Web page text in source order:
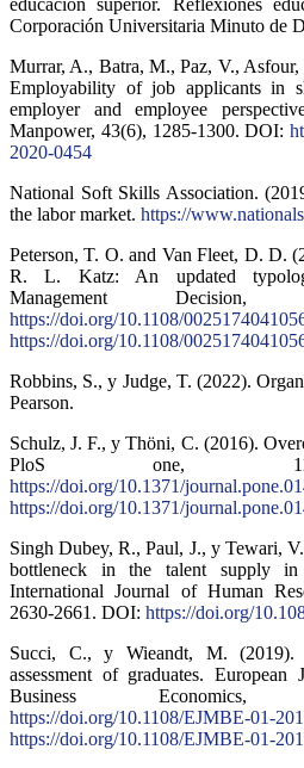
educación superior. Reflexiones
Corporación Universitaria Minuto de
Murrar, A., Batra, M., Paz, V.,
Employability of job applicants in
employer and employee
Manpower, 43(6), 1285-1300. DOI:
2020-0454
National Soft Skills Association.
the labor market. https://
Peterson, T. O. and Van Fleet, D. D.
R. L. Katz: An updated
Management Decision,
https://doi.org/10.1108/
https://doi.org/10.1108/
Robbins, S., y Judge, T. (2022).
Pearson.
Schulz, J. F., y Thöni, C. (2016).
PloS one,
https://doi.org/10.1371/
https://doi.org/10.1371/
Singh Dubey, R., Paul, J., y Tewari,
bottleneck in the talent supply in
International Journal of Human
2630-2661. DOI: https://doi.org/
Succi, C., y Wieandt, M.
assessment of graduates.
Business
https://doi.org/10.1108/EJMBE-01-
https://doi.org/10.1108/EJMBE-01-